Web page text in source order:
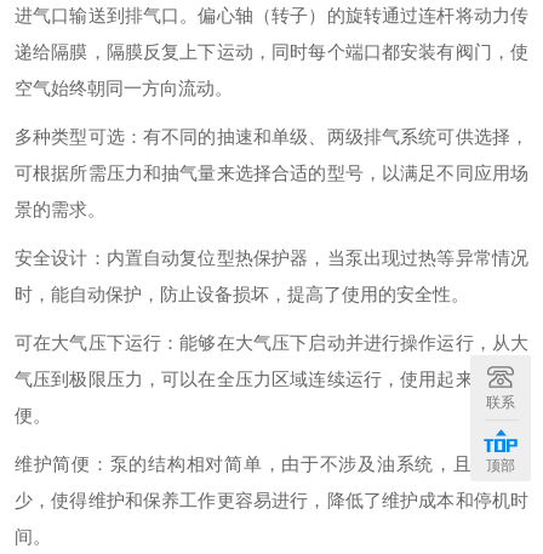
进气口输送到排气口。偏心轴（转子）的旋转通过连杆将动力传
递给隔膜，隔膜反复上下运动，同时每个端口都安装有阀门，使
空气始终朝同一方向流动。
多种类型可选：有不同的抽速和单级、两级排气系统可供选择，
可根据所需压力和抽气量来选择合适的型号，以满足不同应用场
景的需求。
安全设计：内置自动复位型热保护器，当泵出现过热等异常情况
时，能自动保护，防止设备损坏，提高了使用的安全性。
可在大气压下运行：能够在大气压下启动并进行操作运行，从大
气压到极限压力，可以在全压力区域连续运行，使用起来较为方
便。
维护简便：泵的结构相对简单，由于不涉及油系统，且部件较
少，使得维护和保养工作更容易进行，降低了维护成本和停机时
间。
联系
顶部